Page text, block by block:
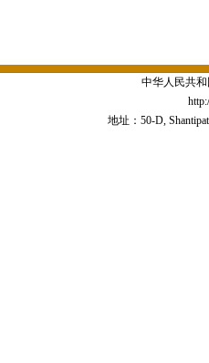
中华人民共
地址：50-D,